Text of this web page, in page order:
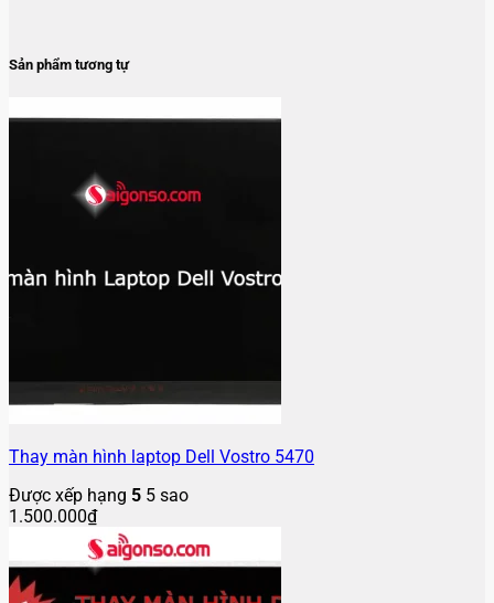
Sản phẩm tương tự
Thay màn hình laptop Dell Vostro 5470
Được xếp hạng 5 5 sao
1.500.000₫